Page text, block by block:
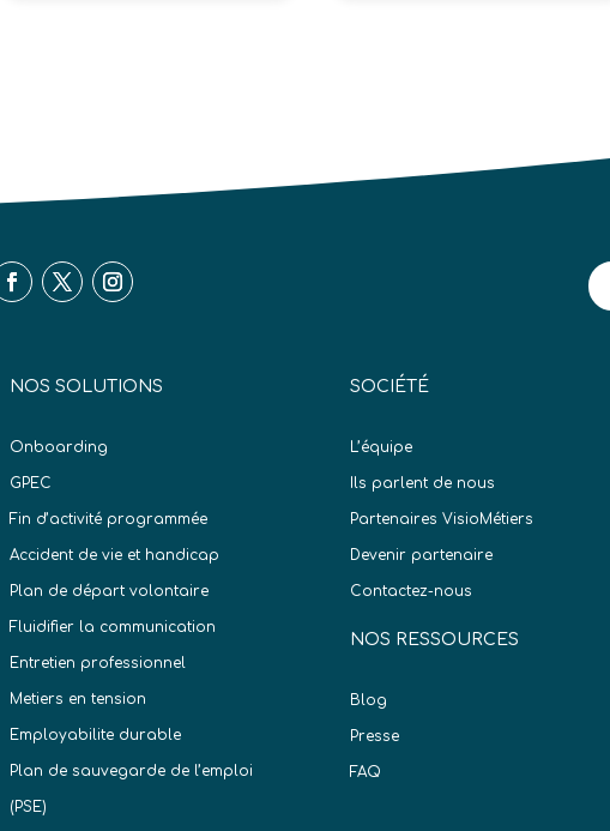
NOS SOLUTIONS
Onboarding
GPEC
Fin d’activité programmée
Accident de vie et handicap
Plan de départ volontaire
Fluidifier la communication
Entretien professionnel
Metiers en tension
Employabilite durable
Plan de sauvegarde de l’emploi
(PSE)
SOCIÉTÉ
L’équipe
Ils parlent de nous
Partenaires VisioMétiers
Devenir partenaire
Contactez-nous
NOS RESSOURCES
Blog
Presse
FAQ